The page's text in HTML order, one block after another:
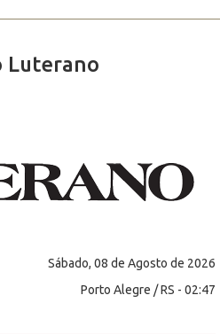
Luterano
Sábado, 08 de Agosto de 2026
Porto Alegre / RS - 02:47